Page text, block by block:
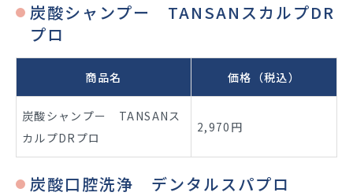
炭酸シャンプー TANSANスカルプDR
プロ
商品名 価格（税込）
炭酸シャンプー TANSANス
カルプDRプロ
2,970円
炭酸口腔洗浄 デンタルスパプロ